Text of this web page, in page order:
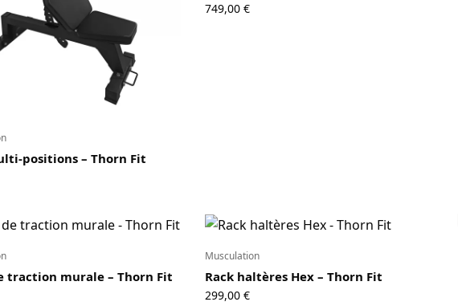
positions – Thorn Fit
749,00 €
traction murale – Thorn Fit
Musculation
Rack haltères Hex – Thorn Fit
299,00 €